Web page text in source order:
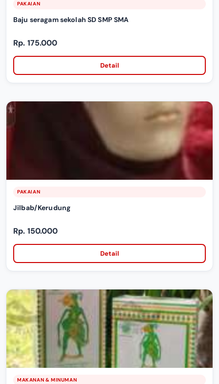
PAKAIAN
Baju seragam sekolah SD SMP SMA
Rp. 175.000
Detail
PAKAIAN
Jilbab/Kerudung
Rp. 150.000
Detail
MAKANAN & MINUMAN